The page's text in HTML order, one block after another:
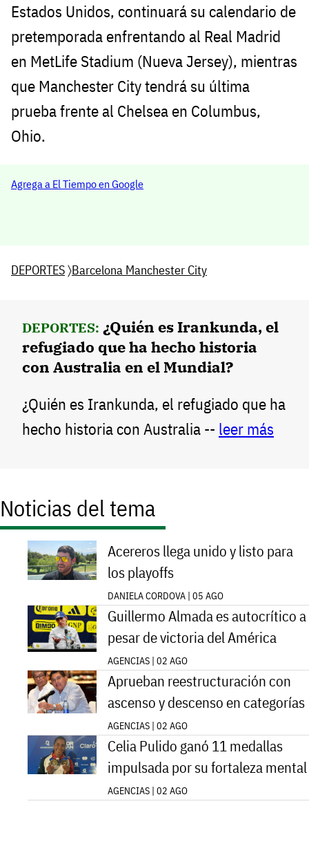
Estados Unidos, continuará su calendario de
pretemporada enfrentando al Real Madrid
en MetLife Stadium (Nueva Jersey), mientras
que Manchester City tendrá su última
prueba frente al Chelsea en Columbus,
Ohio.
Agrega a El Tiempo en Google
DEPORTES〉Barcelona Manchester City
DEPORTES: ¿Quién es Irankunda, el
refugiado que ha hecho historia
con Australia en el Mundial?
¿Quién es Irankunda, el refugiado que ha
hecho historia con Australia -- leer más
Noticias del tema
Acereros llega unido y listo para
los playoffs
DANIELA CORDOVA | 05 AGO
Guillermo Almada es autocrítico a
pesar de victoria del América
AGENCIAS | 02 AGO
Aprueban reestructuración con
ascenso y descenso en categorías
AGENCIAS | 02 AGO
Celia Pulido ganó 11 medallas
impulsada por su fortaleza mental
AGENCIAS | 02 AGO